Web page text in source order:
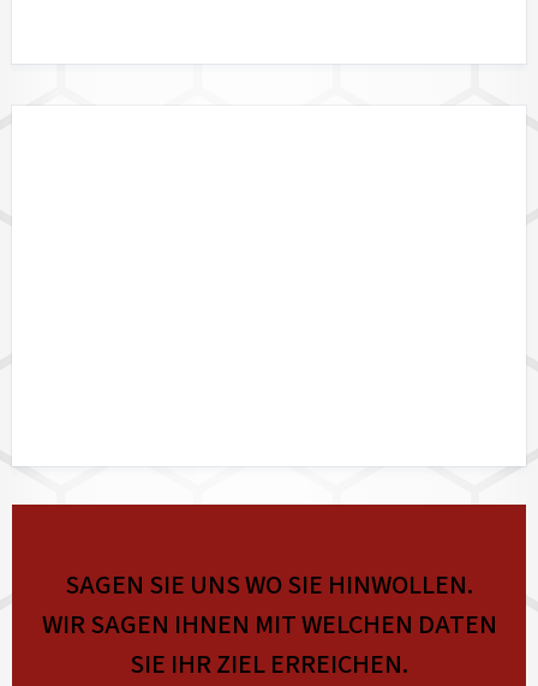
SAGEN SIE UNS WO SIE HINWOLLEN.
WIR SAGEN IHNEN MIT WELCHEN DATEN
SIE IHR ZIEL ERREICHEN.